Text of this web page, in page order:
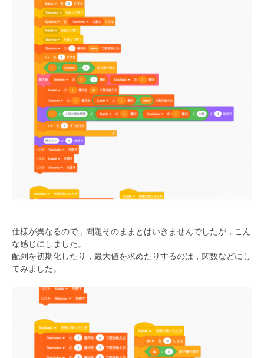
仕様が異なるので，問題そのままとはいきませんでしたが，こん
な感じにしました。
配列を初期化したり，最大値を求めたりするのは，関数などにし
てみました。